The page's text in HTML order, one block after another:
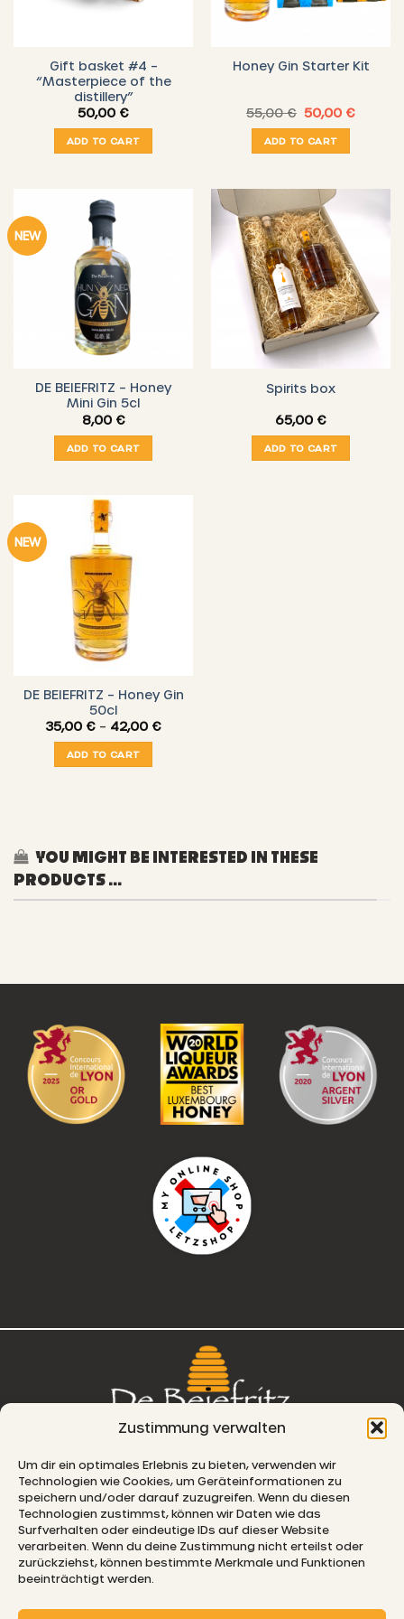
Zustimmung verwalten
Um dir ein optimales Erlebnis zu bieten, verwenden wir
Technologien wie Cookies, um Geräteinformationen zu
speichern und/oder darauf zuzugreifen. Wenn du diesen
Technologien zustimmst, können wir Daten wie das
Surfverhalten oder eindeutige IDs auf dieser Website
verarbeiten. Wenn du deine Zustimmung nicht erteilst oder
zurückziehst, können bestimmte Merkmale und Funktionen
beeinträchtigt werden.
Gift basket #4 –
“Masterpiece of the
distillery”
50,00 €
ADD TO CART
Honey Gin Starter Kit
55,00€ Original
price
was:
55,00 €.
50,00 €Current
ADD TO CART
NEW
DE BEIEFRITZ – Honey
Mini Gin 5cl
8,00 €
ADD TO CART
Spirits box
65,00 €
ADD TO CART
NEW
DE BEIEFRITZ – Honey Gin
50cl
35,00 € – 42,00 €Price
ADD TO CART
YOU MIGHT BE INTERESTED IN THESE
PRODUCTS ...
L-5330 Moutfort
E-MAIL
© 2026 De Beiefritz